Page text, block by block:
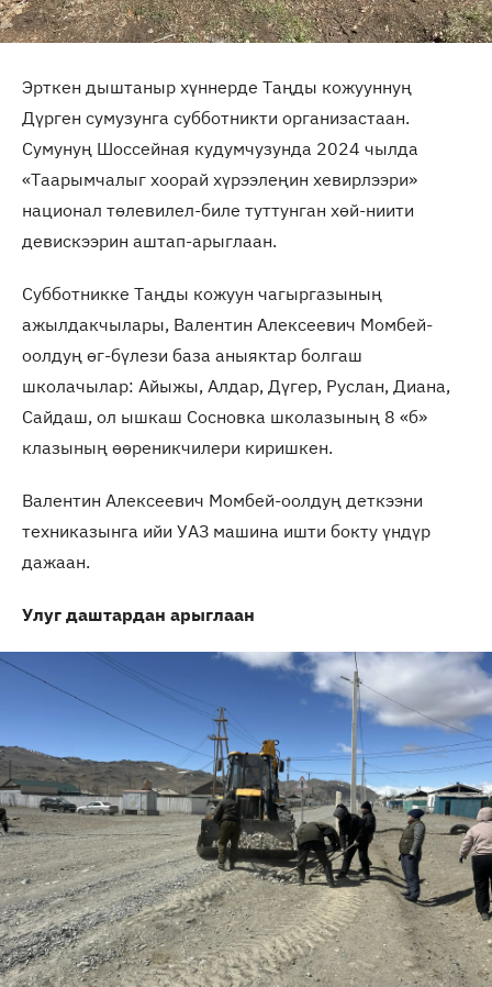
Эрткен дыштаныр хүннерде Таңды кожууннуң
Дүрген сумузунга субботникти организастаан.
Сумунуң Шоссейная кудумчузунда 2024 чылда
«Таарымчалыг хоорай хүрээлеңин хевирлээри»
национал төлевилел-биле туттунган хөй-ниити
девискээрин аштап-арыглаан.
Субботникке Таңды кожуун чагыргазының
ажылдакчылары, Валентин Алексеевич Момбей-
оолдуң өг-бүлези база аныяктар болгаш
школачылар: Айыжы, Алдар, Дүгер, Руслан, Диана,
Сайдаш, ол ышкаш Сосновка школазының 8 «б»
клазының өөреникчилери киришкен.
Валентин Алексеевич Момбей-оолдуң деткээни
техниказынга ийи УАЗ машина ишти бокту үндүр
дажаан.
Улуг даштардан арыглаан